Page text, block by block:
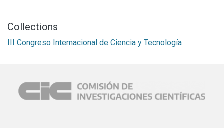
Collections
III Congreso Internacional de Ciencia y Tecnología